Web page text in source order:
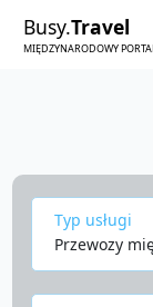
Busy.Travel
MIĘDZYNARODOWY
Typ usługi
Przewozy